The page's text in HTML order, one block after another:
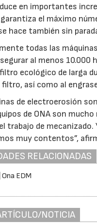
en importantes
el máximo
hace también sin
todas las
al menos
ecológico de larga
así como al
de electroerosión
de ONA son
trabajo de
muy contentos”,
RELACIONADAS
EDM
NOTICIA